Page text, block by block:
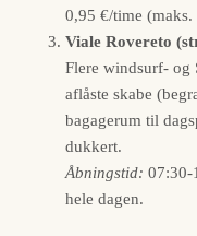
0,95 €/time
Viale Rovereto
Flere windsurf- og
aflåste skabe
bagagerum til
dukkert.
Åbningstid: 07:30-
hele dagen.